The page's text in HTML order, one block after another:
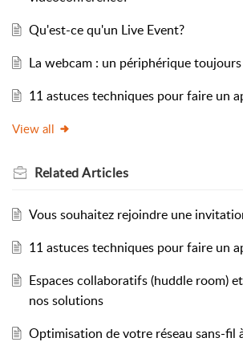
Qu'est-ce qu'un Live Event?
La webcam : un périphérique
11 astuces techniques pour faire un
View all
RelatedArticles
Vous souhaitez rejoindre une
11 astuces techniques pour faire un
Espaces collaboratifs (huddle room)
nos solutions
Optimisation de votre réseau sans-fil